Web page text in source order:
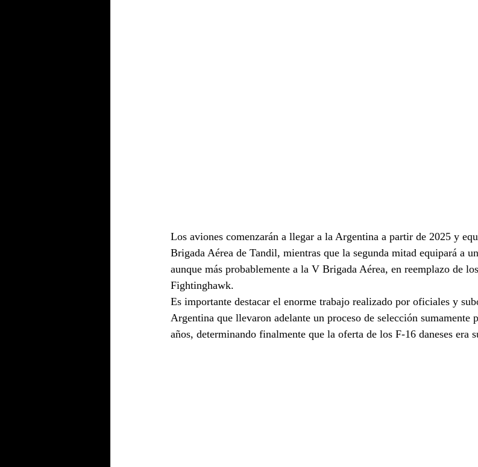
Los aviones comenzarán a llegar a la Argentina a partir de 2025 y
Brigada Aérea de Tandil, mientras que la segunda mitad equipará a
aunque más probablemente a la V Brigada Aérea, en reemplazo de
Fightinghawk.
Es importante destacar el enorme trabajo realizado por oficiales y
Argentina que llevaron adelante un proceso de selección sumamente
años, determinando finalmente que la oferta de los F-16 daneses era